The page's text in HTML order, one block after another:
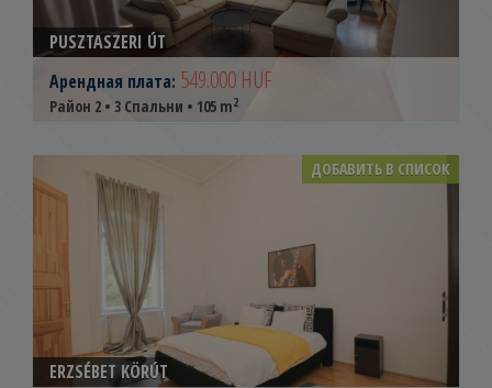
PUSZTASZERI ÚT
Арендная плата: 549.000 HUF
Район 2 • 3 Спальни • 105 m2
ДОБАВИТЬ В СПИСОК
ERZSÉBET KÖRÚT